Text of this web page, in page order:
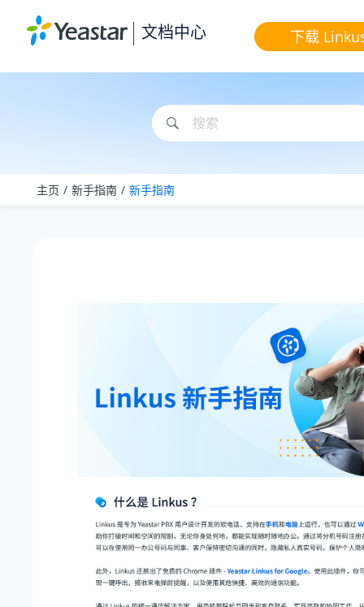
文档中心 下载
主页 新手指南 新手指南